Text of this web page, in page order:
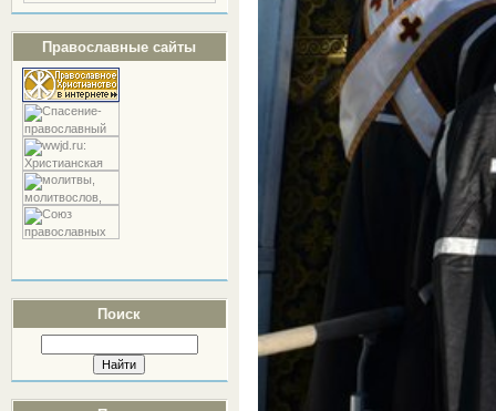
Православные сайты
Поиск